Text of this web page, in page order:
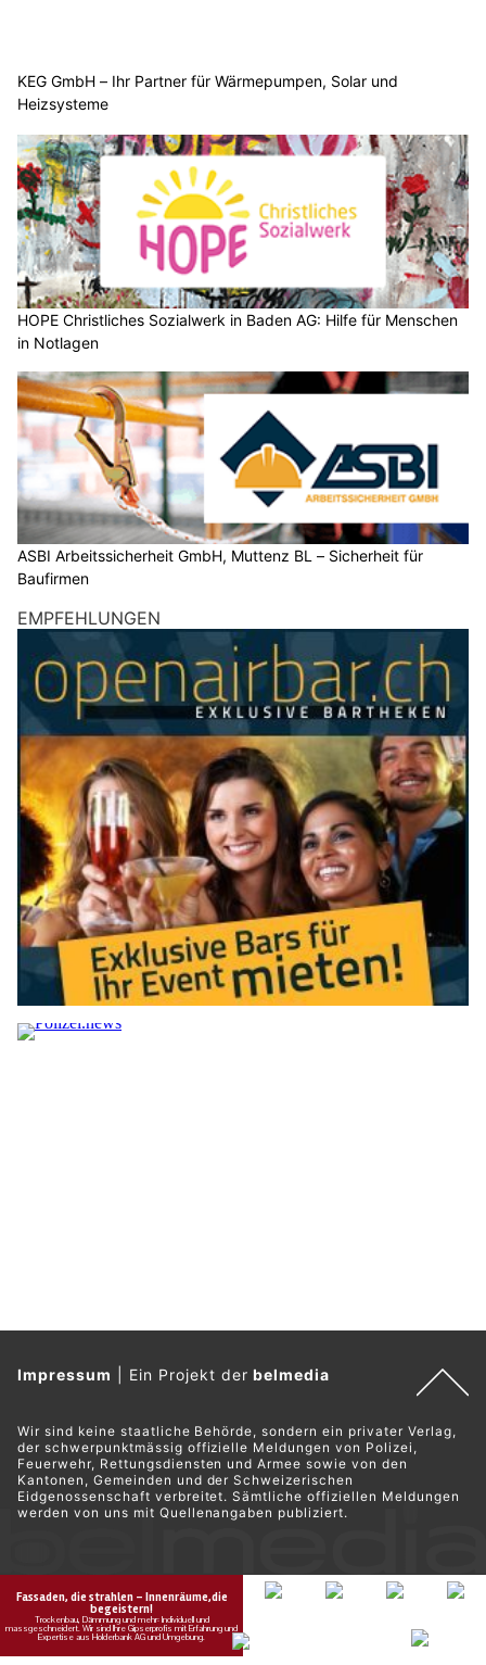
KEG GmbH – Ihr Partner für Wärmepumpen, Solar und
Heizsysteme
HOPE Christliches Sozialwerk in Baden AG: Hilfe für Menschen
in Notlagen
ASBI Arbeitssicherheit GmbH, Muttenz BL – Sicherheit für
Baufirmen
EMPFEHLUNGEN
Impressum Ein Projekt derbelmedia
Wir sind keine staatliche Behörde, sondern ein privater Verlag,
der schwerpunktmässig offizielle Meldungen von Polizei,
Feuerwehr, Rettungsdiensten und Armee sowie von den
Kantonen, Gemeinden und der Schweizerischen
Eidgenossenschaft verbreitet. Sämtliche offiziellen Meldungen
werden von uns mit Quellenangaben publiziert.